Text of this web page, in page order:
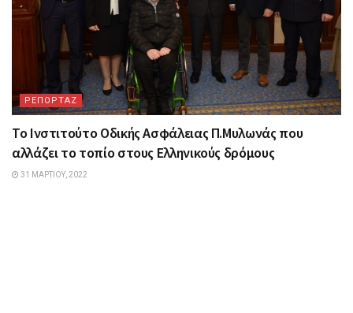
ΡΕΠΟΡΤΑΖ
Το Ινστιτούτο Οδικής Ασφάλειας Π.Μυλωνάς που
αλλάζει το τοπίο στους Ελληνικούς δρόμους
31 ΜΑΡΤΊΟΥ, 2022